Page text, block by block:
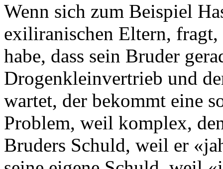
Wenn sich zum Beispiel
exiliranischen Eltern,
habe, dass sein Bruder
Drogenkleinvertrieb und
wartet, der bekommt eine
Problem, weil komplex,
Bruders Schuld, weil er